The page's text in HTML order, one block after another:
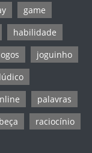
game
habilidade
joguinho
lúdico
palavras
raciocínio